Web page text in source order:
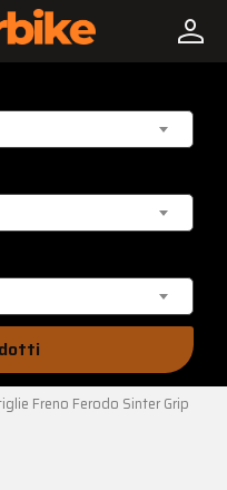
person
Freno Ferodo Sinter Grip